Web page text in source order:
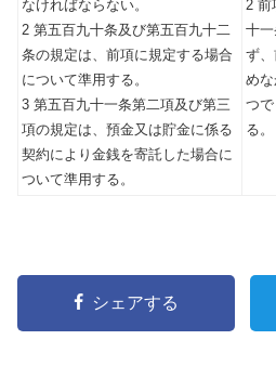
なければならない。
2 第五百九十条及び第五百九十二
条の規定は、前項に規定する場合
について準用する。
3 第五百九十一条第二項及び第三
項の規定は、預金又は貯金に係る
契約により金銭を寄託した場合に
ついて準用する。
2 前
十
ず
め
つ
る。
シェアする